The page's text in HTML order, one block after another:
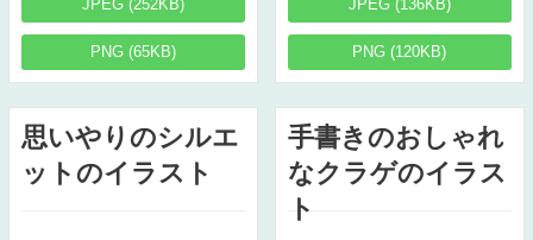
JPEG (252KB)
PNG (65KB)
JPEG (136KB)
PNG (120KB)
思いやりのシルエ
ットのイラスト
手書きのおしゃれ
なクラゲのイラス
ト